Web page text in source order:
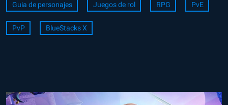
Guia de personajes Juegos de rol RPG PvE
PvP BlueStacks X